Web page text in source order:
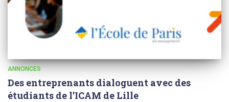
ANNONCES
Des entreprenants dialoguent avec des
étudiants de l’ICAM de Lille